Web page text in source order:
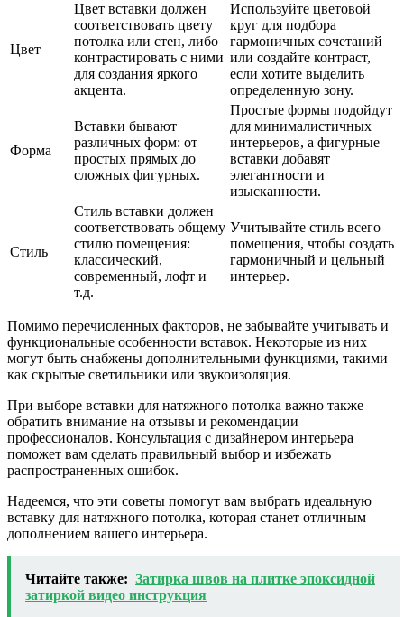
Цвет
Цвет вставки должен
соответствовать цвету
потолка или стен, либо
контрастировать с ними
для создания яркого
акцента.
Используйте цветовой
круг для подбора
гармоничных сочетаний
или создайте контраст,
если хотите выделить
определенную зону.
Форма
Вставки бывают
различных форм: от
простых прямых до
сложных фигурных.
Простые формы подойдут
для минималистичных
интерьеров, а фигурные
вставки добавят
элегантности и
изысканности.
Стиль
Стиль вставки должен
соответствовать общему
стилю помещения:
классический,
современный, лофт и
т.д.
Учитывайте стиль всего
помещения, чтобы создать
гармоничный и цельный
интерьер.
Помимо перечисленных факторов, не забывайте учитывать и
функциональные особенности вставок. Некоторые из них
могут быть снабжены дополнительными функциями, такими
как скрытые светильники или звукоизоляция.
При выборе вставки для натяжного потолка важно также
обратить внимание на отзывы и рекомендации
профессионалов. Консультация с дизайнером интерьера
поможет вам сделать правильный выбор и избежать
распространенных ошибок.
Надеемся, что эти советы помогут вам выбрать идеальную
вставку для натяжного потолка, которая станет отличным
дополнением вашего интерьера.
Читайте также: Затирка швов на плитке эпоксидной
затиркой видео инструкция